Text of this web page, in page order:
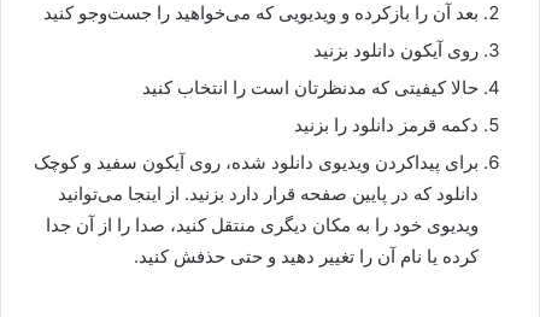
بعد آن را بازکرده و ویدیویی که می‌خواهید را جست‌وجو کنید
روی آیکون دانلود بزنید
حالا کیفیتی که مدنظرتان است را انتخاب کنید
دکمه قرمز دانلود را بزنید
برای پیداکردن ویدیوی دانلود شده، روی آیکون سفید و کوچک
دانلود که در پایین صفحه قرار دارد بزنید. از اینجا می‌توانید
ویدیوی خود را به مکان دیگری منتقل کنید، صدا را از آن جدا
کرده یا نام آن را تغییر دهید و حتی حذفش کنید.